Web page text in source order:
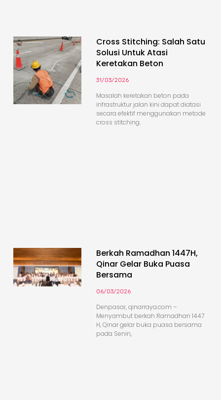
Cross Stitching: Salah Satu
Solusi Untuk Atasi
Keretakan Beton
31/03/2026
Masalah keretakan beton pada
infrastruktur jalan kini dapat diatasi
secara efektif menggunakan metode
cross stitching.
Berkah Ramadhan 1447H,
Qinar Gelar Buka Puasa
Bersama
06/03/2026
Denpasar, qinarraya.com –
Menyambut berkah Ramadhan 1447
H, Qinar gelar buka puasa bersama
pada Senin,